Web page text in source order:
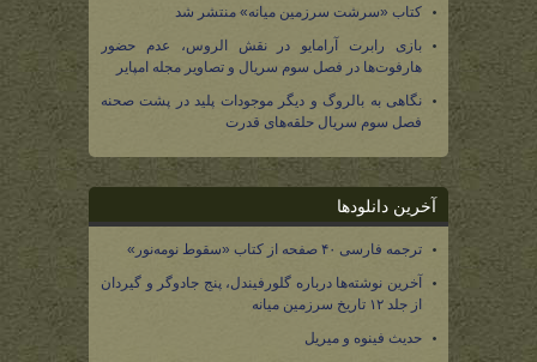
کتاب «سرشت سرزمین میانه» منتشر شد
بازی رابرت آرامایو در نقش الروس، عدم حضور
هارفوت‌ها در فصل سوم سریال و تصاویر مجله امپایر
نگاهی به بالروگ و دیگر موجودات پلید در پشت صحنه
فصل سوم سریال حلقه‌های قدرت
آخرین دانلودها
ترجمه فارسی ۴۰ صفحه از کتاب «سقوط نومه‌نور»
آخرین نوشته‌ها درباره گلورفیندل، پنج جادوگر و گیردان
از جلد ۱۲ تاریخ سرزمین میانه
حدیث فینوه و میریل